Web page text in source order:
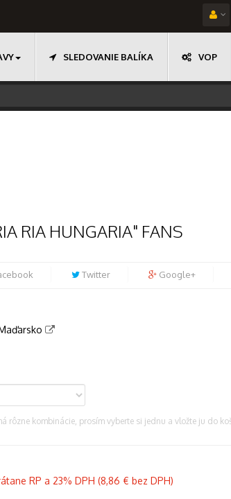
SLEDOVANIE BALÍKA VOP
RIA HUNGARIA" FANS
Twitter Google+
rôzne kombinácie, prosím vyberte si jednu a vložte ju do
RP a 23% DPH (8,86 € bez DPH)